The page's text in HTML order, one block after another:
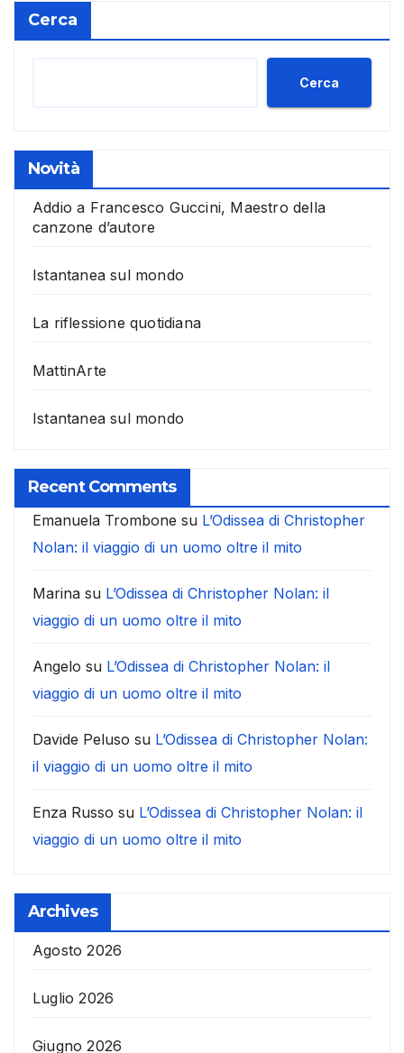
Cerca
Cerca
Novità
Addio a Francesco Guccini, Maestro della
canzone d’autore
Istantanea sul mondo
La riflessione quotidiana
MattinArte
Istantanea sul mondo
Recent Comments
Emanuela Trombone su L’Odissea di Christopher
Nolan: il viaggio di un uomo oltre il mito
Marina su L’Odissea di Christopher Nolan: il
viaggio di un uomo oltre il mito
Angelo su L’Odissea di Christopher Nolan: il
viaggio di un uomo oltre il mito
Davide Peluso su L’Odissea di Christopher Nolan:
il viaggio di un uomo oltre il mito
Enza Russo su L’Odissea di Christopher Nolan: il
viaggio di un uomo oltre il mito
Archives
Agosto 2026
Luglio 2026
Giugno 2026